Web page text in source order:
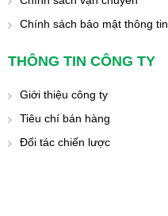
Chính sách bảo mật thông tin
THÔNG TIN CÔNG TY
Giới thiệu công ty
Tiêu chí bán hàng
Đối tác chiến lược